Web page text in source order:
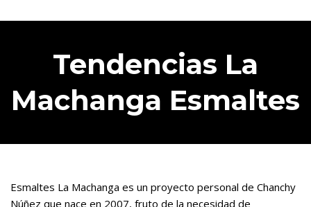
Tendencias La
Machanga Esmaltes
Esmaltes La Machanga es un proyecto personal de Chanchy
Núñez que nace en 2007, fruto de la necesidad de